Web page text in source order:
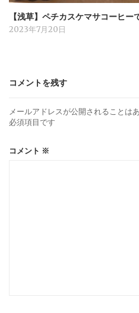
【浅草】ペチカスケマサコーヒ
2023年7月20日
コメントを残す
メールアドレスが公開されることはあ
必須項目です
コメント ※